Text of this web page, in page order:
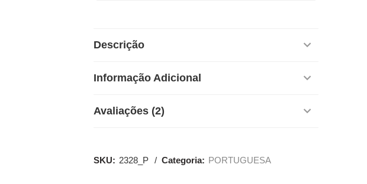
Descrição
Informação Adicional
Avaliações (2)
SKU: 2328_P Categoria: PORTUGUESA